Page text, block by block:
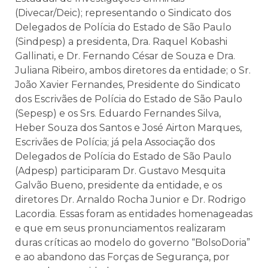
(Divecar/Deic); representando o Sindicato dos
Delegados de Polícia do Estado de São Paulo
(Sindpesp) a presidenta, Dra. Raquel Kobashi
Gallinati, e Dr. Fernando César de Souza e Dra.
Juliana Ribeiro, ambos diretores da entidade; o Sr.
João Xavier Fernandes, Presidente do Sindicato
dos Escrivães de Polícia do Estado de São Paulo
(Sepesp) e os Srs. Eduardo Fernandes Silva,
Heber Souza dos Santos e José Airton Marques,
Escrivães de Polícia; já pela Associação dos
Delegados de Polícia do Estado de São Paulo
(Adpesp) participaram Dr. Gustavo Mesquita
Galvão Bueno, presidente da entidade, e os
diretores Dr. Arnaldo Rocha Junior e Dr. Rodrigo
Lacordia. Essas foram as entidades homenageadas
e que em seus pronunciamentos realizaram
duras críticas ao modelo do governo “BolsoDoria”
e ao abandono das Forças de Segurança, por